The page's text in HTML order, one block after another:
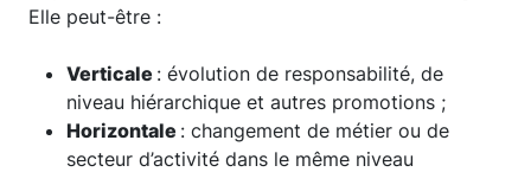
Elle peut-être :
Verticale : évolution de responsabilité, de
niveau hiérarchique et autres promotions ;
Horizontale : changement de métier ou de
secteur d’activité dans le même niveau